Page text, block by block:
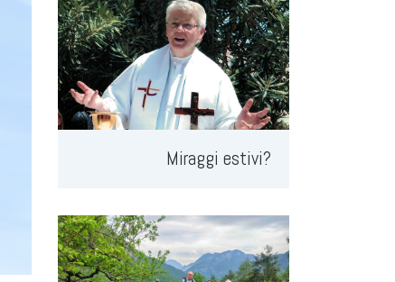
Miraggi estivi?